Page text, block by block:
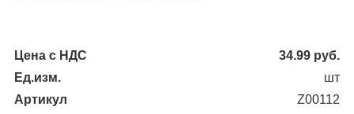
Цена с НДС 34.99 руб.
Ед.изм.
шт
Артикул
Z00112